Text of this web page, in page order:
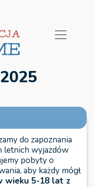
do zapoznania
letnich wyjazdów
pobyty o
aby każdy mógł
wieku 5-18 lat z